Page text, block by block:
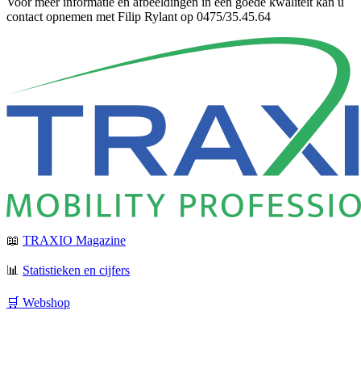
contact opnemen met Filip Rylant op 0475/35.45.64
📖 TRAXIO Magazine
📊 Statistieken en cijfers
🛒 Webshop